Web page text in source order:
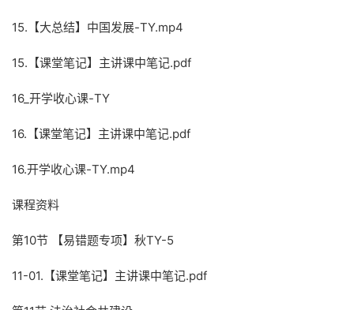
15.【大总结】中国发展-TY.mp4
15.【课堂笔记】主讲课中笔记.pdf
16_开学收心课-TY
16.【课堂笔记】主讲课中笔记.pdf
16.开学收心课-TY.mp4
课程资料
第10节 【易错题专项】秋TY-5
11-01.【课堂笔记】主讲课中笔记.pdf